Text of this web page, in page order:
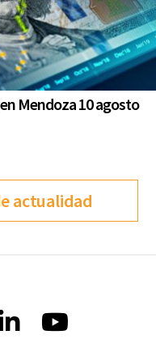
Mendoza 10 agosto
actualidad